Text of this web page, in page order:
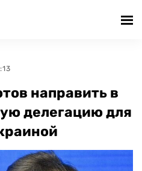
направить в
делегацию для